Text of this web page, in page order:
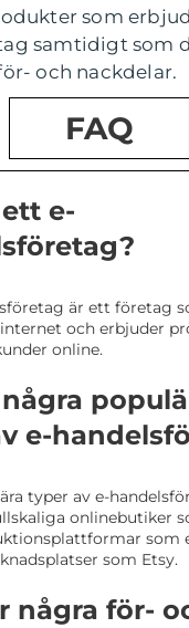
som
samtidigt som
och nackdelar.
FAQ
e-
är ett företag
och erbjuder
online.
e-
typer av e-
onlinebutiker
som
som Etsy.
några för-